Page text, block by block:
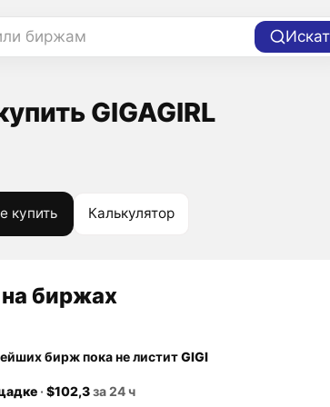
биржам
GIGAGIRL
купить Калькулятор
на биржах
бирж пока не листитGIGI
·$102,3за 24 ч